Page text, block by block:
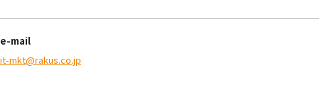
e-mail
it-mkt@rakus.co.jp